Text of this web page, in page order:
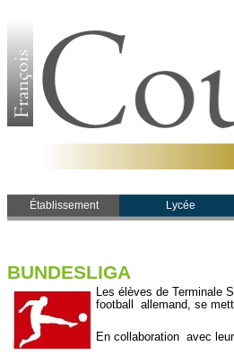
Établissement Lycée
BUNDESLIGA
Les élèves de Terminale
football allemand, se
En collaboration avec